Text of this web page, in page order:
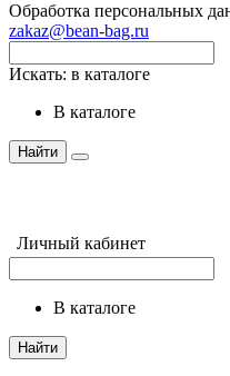
Обработка персональных
zakaz@bean-bag.ru
Искать: в каталоге
в каталоге
Найти
Личный кабинет
в каталоге
Найти